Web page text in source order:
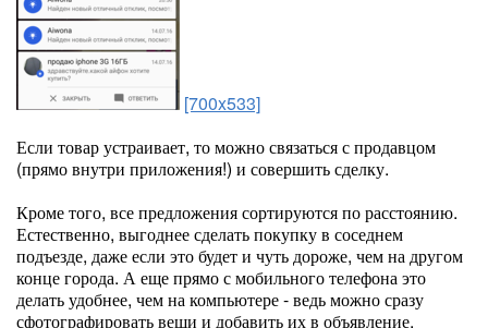
[700x533]
Если товар устраивает, то можно связаться с продавцом
(прямо внутри приложения!) и совершить сделку.
Кроме того, все предложения сортируются по расстоянию.
Естественно, выгоднее сделать покупку в соседнем
подъезде, даже если это будет и чуть дороже, чем на другом
конце города. А еще прямо с мобильного телефона это
делать удобнее, чем на компьютере - ведь можно сразу
сфотографировать вещи и добавить их в объявление.